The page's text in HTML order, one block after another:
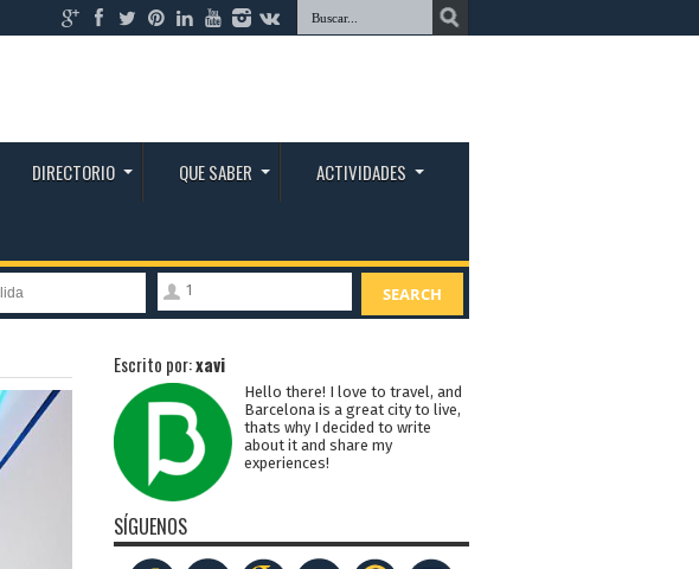
DIRECTORIO QUE SABER ACTIVIDADES
1 SEARCH
Escrito por:xavi
Hello there! I love to travel, and
Barcelona is a great city to live,
thats why I decided to write
about it and share my
experiences!
SÍGUENOS